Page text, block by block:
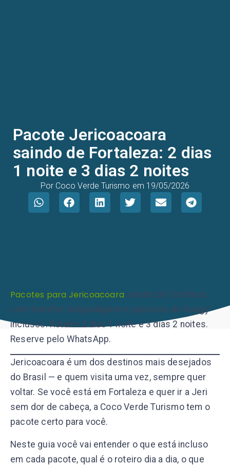
Pacote Jericoacoara
saindo de Fortaleza: 2 dias
1 noite e 3 dias 2 noites
Por Coco Verde Turismo em 19/05/2026
Pacotes para Jericoacoara saindo de Fortaleza
com transfer, hospedagem e passeios de buggy
inclusos. Roteiro 2 dias 1 noite e 3 dias 2 noites.
Reserve pelo WhatsApp.
Jericoacoara é um dos destinos mais desejados
do Brasil — e quem visita uma vez, sempre quer
voltar. Se você está em Fortaleza e quer ir a Jeri
sem dor de cabeça, a Coco Verde Turismo tem o
pacote certo para você.
Neste guia você vai entender o que está incluso
em cada pacote, qual é o roteiro dia a dia, o que